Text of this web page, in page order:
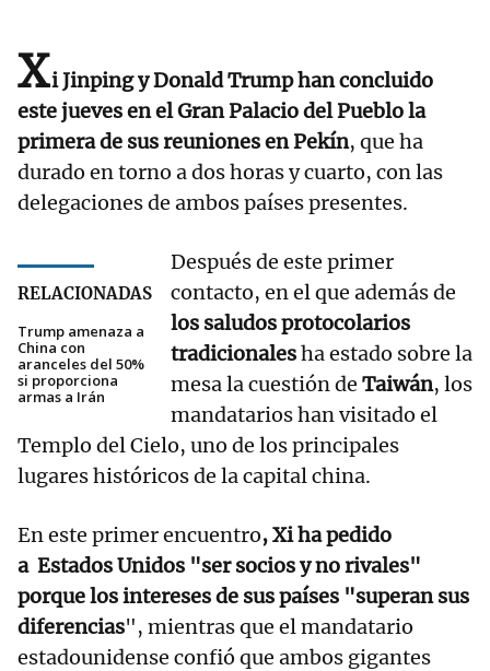
Xi Jinping y Donald Trump han concluido
este jueves en el Gran Palacio del Pueblo la
primera de sus reuniones en Pekín, que ha
durado en torno a dos horas y cuarto, con las
delegaciones de ambos países presentes.
RELACIONADAS
Trump amenaza a
China con
aranceles del 50%
si proporciona
armas a Irán
Después de este primer
contacto, en el que además de
los saludos protocolarios
tradicionalesha estado sobre la
mesa la cuestión de Taiwán, los
mandatarios han visitado el
Templo del Cielo, uno de los principales
lugares históricos de la capital china.
En este primer encuentro, Xi ha pedido
a Estados Unidos "ser socios y no rivales"
porque los intereses de sus países "superan sus
diferencias", mientras que el mandatario
estadounidense confió que ambos gigantes